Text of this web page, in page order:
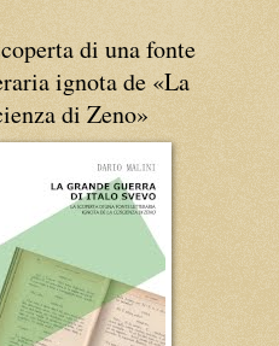
di una fonte
ignota de «La
di Zeno»